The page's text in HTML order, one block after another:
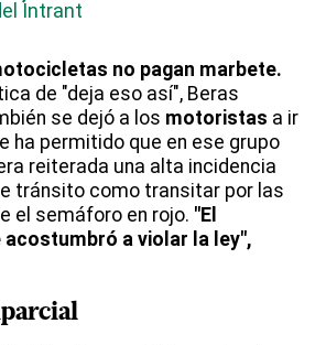
Intrant
no pagan marbete.
de "deja eso así", Beras
se dejó a los motoristas a ir
ha permitido que en ese grupo
reiterada una alta incidencia
tránsito como transitar por las
el semáforo en rojo. "El
a violar la ley",